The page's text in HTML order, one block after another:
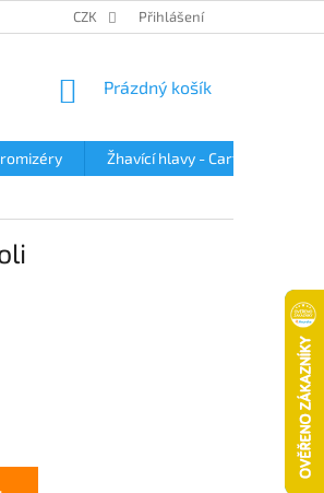
PODMÍNKY OCHRANY OSOBNÍCH ÚDAJŮ
CZK Přihlášení
NÁKUPNÍ
Prázdný košík
Žhavící hlavy - Cartridge